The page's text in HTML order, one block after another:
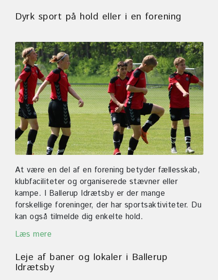
Dyrk sport på hold eller i en forening
At være en del af en forening betyder fællesskab,
klubfaciliteter og organiserede stævner eller
kampe. I Ballerup Idrætsby er der mange
forskellige foreninger, der har sportsaktiviteter. Du
kan også tilmelde dig enkelte hold.
Læs mere
Leje af baner og lokaler i Ballerup
Idrætsby